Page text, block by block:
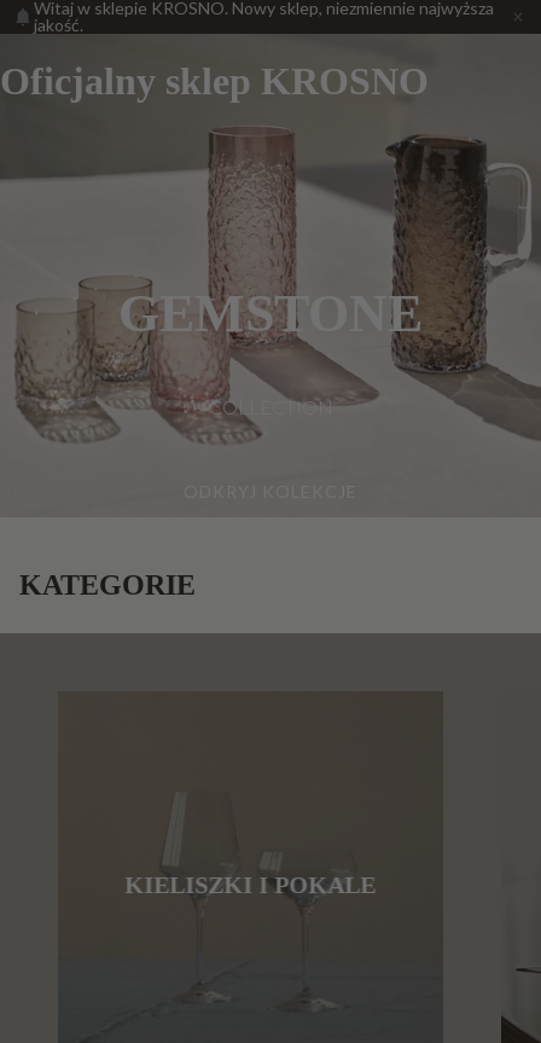
Witaj w sklepie KROSNO. Nowy sklep, niezmiennie najwyższa
jakość.
Oficjalny sklep KROSNO
GEMSTONE
COLLECTION
KATEGORIE
KIELISZKI I POKALE